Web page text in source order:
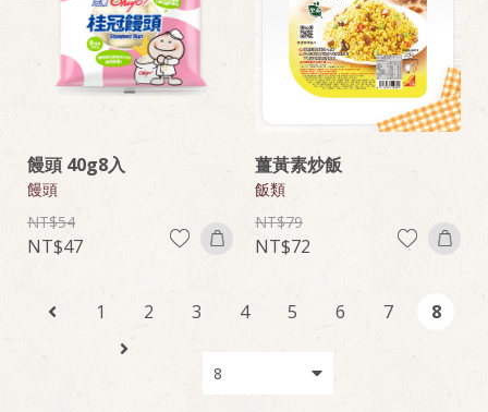
饅頭 40g8入
饅頭
54
47
薑黃素炒飯
飯類
79
72
1 2 3 4 5 6 7 8